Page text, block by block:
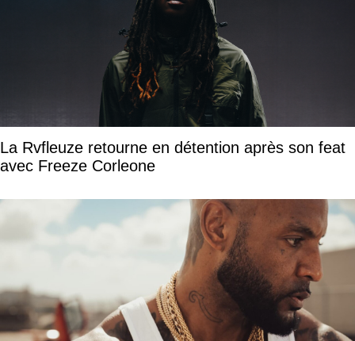
La Rvfleuze retourne en détention après son feat
avec Freeze Corleone